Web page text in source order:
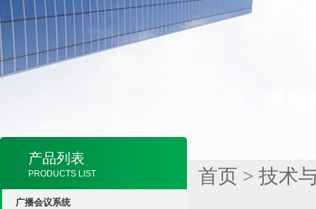
产品列表
PRODUCTS LIST
广播会议系统
首页 > 技术